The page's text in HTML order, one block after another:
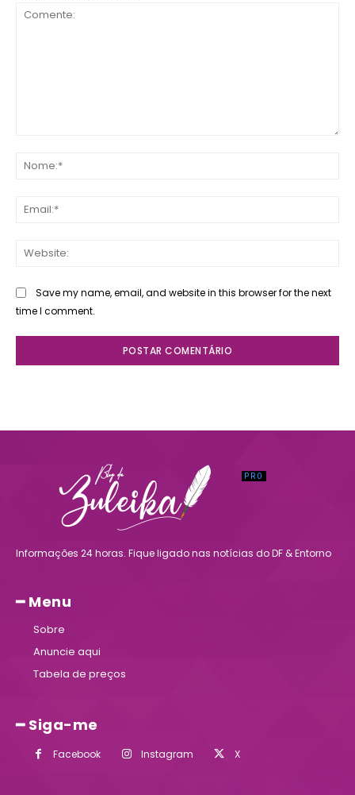
Save my name, email, and website in this browser for the next
time I comment.
Informações 24 horas. Fique ligado nas notícias do DF & Entorno
━ Menu
Sobre
Anuncie aqui
Tabela de preços
━ Siga-me
Facebook Instagram X